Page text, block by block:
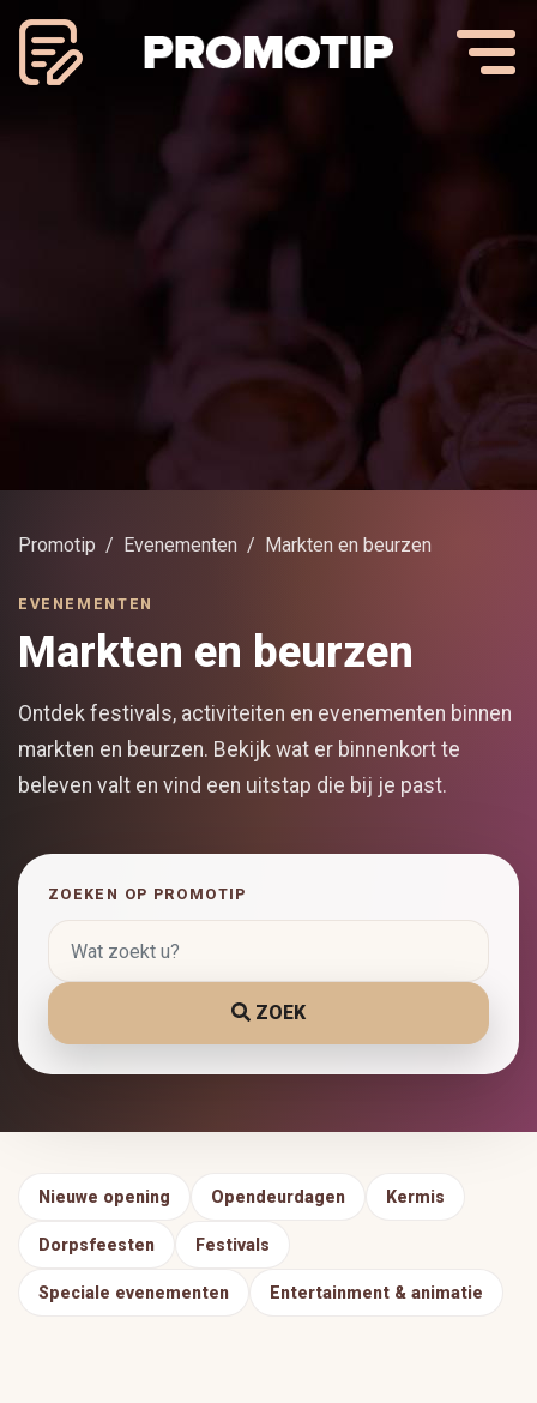
Promotip Evenementen Markten en beurzen
EVENEMENTEN
Markten en beurzen
Ontdek festivals, activiteiten en evenementen binnen
markten en beurzen. Bekijk wat er binnenkort te
beleven valt en vind een uitstap die bij je past.
ZOEKEN OP PROMOTIP
ZOEK
Nieuwe opening Opendeurdagen Kermis
Dorpsfeesten Festivals
Speciale evenementen Entertainment & animatie